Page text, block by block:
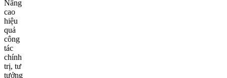
Nâng
cao
hiệu
quả
công
tác
chính
trị, tư
tưởng